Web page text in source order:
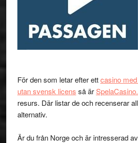
För den som letar efter ettcasino
utan svensk licens så är
resurs. Där listar de och recenserar
alternativ.
Är du från Norge och är intresserad